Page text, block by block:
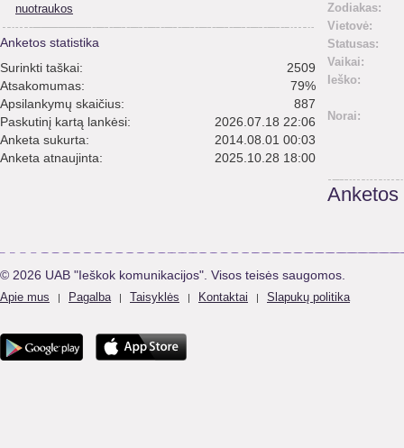
nuotraukos
Anketos statistika
Surinkti taškai:
2509
Atsakomumas:
79%
Apsilankymų skaičius:
887
Paskutinį kartą lankėsi:
2026.07.18 22:06
Anketa sukurta:
2014.08.01 00:03
Anketa atnaujinta:
2025.10.28 18:00
Zodiakas:
Vietovė:
Statusas:
Vaikai:
Ieško:
Norai:
Anketos
© 2026 UAB "Ieškok komunikacijos". Visos teisės saugomos.
Apie mus | Pagalba | Taisyklės | Kontaktai | Slapukų politika